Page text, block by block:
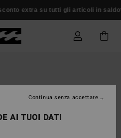
extra su tutti gli articoli in saldo*
AI TUOI DATI
Continua senza accettare